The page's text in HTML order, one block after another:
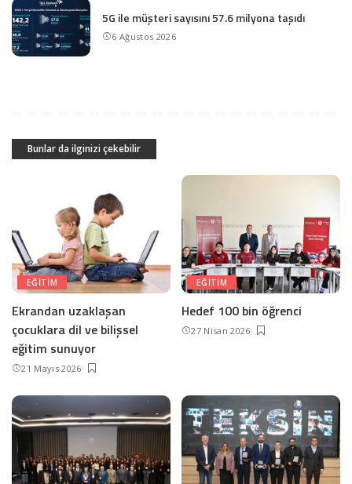
5G ile müşteri sayısını 57.6 milyona taşıdı
6 Ağustos 2026
Bunlar da ilginizi çekebilir
EĞITIM
Ekrandan uzaklaşan
çocuklara dil ve bilişsel
eğitim sunuyor
21 Mayıs 2026
EĞITIM
Hedef 100 bin öğrenci
27 Nisan 2026